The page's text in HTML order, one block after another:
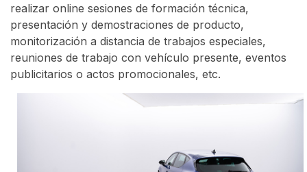
realizar online sesiones de formación técnica,
presentación y demostraciones de producto,
monitorización a distancia de trabajos especiales,
reuniones de trabajo con vehículo presente, eventos
publicitarios o actos promocionales, etc.